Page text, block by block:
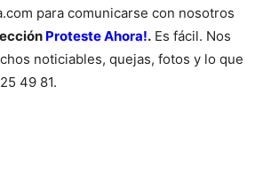
para comunicarse con nosotros
Proteste Ahora!. Es fácil. Nos
noticiables, quejas, fotos y lo que
49 81.